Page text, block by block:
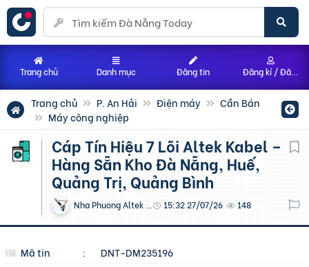
Trang chủ P. An Hải Điện máy
Cần Bán
Máy công nghiệp
Cáp Tín Hiệu 7 Lõi Altek Kabel –
Hàng Sẵn Kho Đà Nẵng, Huế,
Quảng Trị, Quảng Bình
15:32 27/07/26 148
Mã tin :
DNT-DM235196
Trang chủ Danh mục Đăng tin